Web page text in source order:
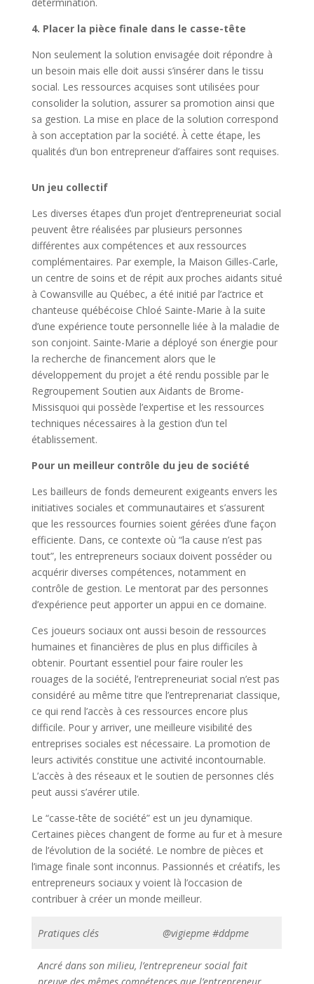
4. Placer la pièce finale dans le casse-tête
Non seulement la solution envisagée doit répondre à
un besoin mais elle doit aussi s’insérer dans le tissu
social. Les ressources acquises sont utilisées pour
consolider la solution, assurer sa promotion ainsi que
sa gestion. La mise en place de la solution correspond
à son acceptation par la société. À cette étape, les
qualités d’un bon entrepreneur d’affaires sont requises.
Un jeu collectif
Les diverses étapes d’un projet d’entrepreneuriat social
peuvent être réalisées par plusieurs personnes
différentes aux compétences et aux ressources
complémentaires. Par exemple, la Maison Gilles-Carle,
un centre de soins et de répit aux proches aidants situé
à Cowansville au Québec, a été initié par l’actrice et
chanteuse québécoise Chloé Sainte-Marie à la suite
d’une expérience toute personnelle liée à la maladie de
son conjoint. Sainte-Marie a déployé son énergie pour
la recherche de financement alors que le
développement du projet a été rendu possible par le
Regroupement Soutien aux Aidants de Brome-
Missisquoi qui possède l’expertise et les ressources
techniques nécessaires à la gestion d’un tel
établissement.
Pour un meilleur contrôle du jeu de société
Les bailleurs de fonds demeurent exigeants envers les
initiatives sociales et communautaires et s’assurent
que les ressources fournies soient gérées d’une façon
efficiente. Dans, ce contexte où “la cause n’est pas
tout”, les entrepreneurs sociaux doivent posséder ou
acquérir diverses compétences, notamment en
contrôle de gestion. Le mentorat par des personnes
d’expérience peut apporter un appui en ce domaine.
Ces joueurs sociaux ont aussi besoin de ressources
humaines et financières de plus en plus difficiles à
obtenir. Pourtant essentiel pour faire rouler les
rouages de la société, l’entrepreneuriat social n’est pas
considéré au même titre que l’entreprenariat classique,
ce qui rend l’accès à ces ressources encore plus
difficile. Pour y arriver, une meilleure visibilité des
entreprises sociales est nécessaire. La promotion de
leurs activités constitue une activité incontournable.
L’accès à des réseaux et le soutien de personnes clés
peut aussi s’avérer utile.
Le “casse-tête de société” est un jeu dynamique.
Certaines pièces changent de forme au fur et à mesure
de l’évolution de la société. Le nombre de pièces et
l’image finale sont inconnus. Passionnés et créatifs, les
entrepreneurs sociaux y voient là l’occasion de
contribuer à créer un monde meilleur.
Pratiques clés @vigiepme #ddpme
Ancré dans son milieu, l’entrepreneur social fait